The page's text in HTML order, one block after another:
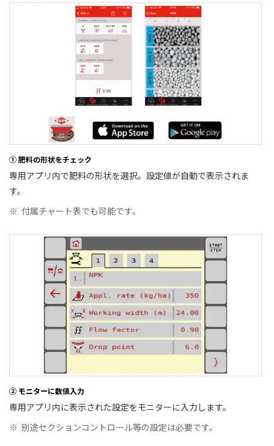
① 肥料の形状をチェック
専用アプリ内で肥料の形状を選択。設定値が自動で表示されま
す。
※ 付属チャート表でも可能です。
② モニターに数値入力
専用アプリ内に表示された設定をモニターに入力します。
※ 別途セクションコントロール等の設定は必要です。